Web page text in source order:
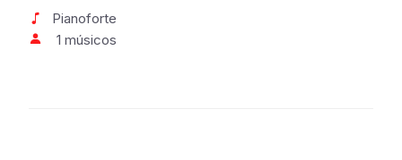
Pianoforte
1 músicos